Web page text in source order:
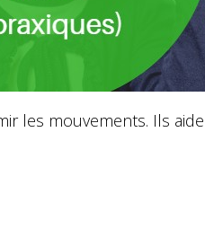
les mouvements. Ils